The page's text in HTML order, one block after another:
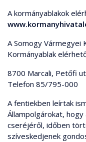
A kormányablakok
A Somogy Vármegyei
Kormányablak
8700 Marcali, Petőfi
Telefon 85/795-000
A fentiekben leírtak
Állampolgárokat,
cseréjéről, időben
szíveskedjenek